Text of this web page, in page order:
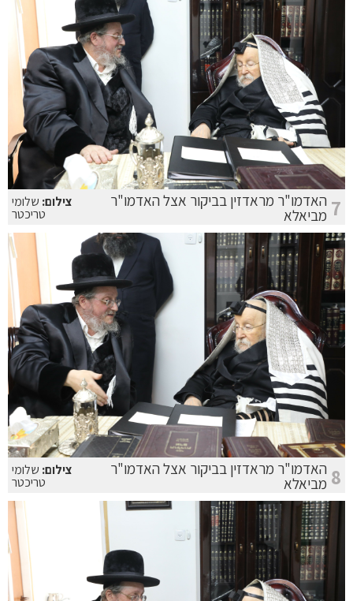
7 האדמו"ר מראדזין בביקור אצל האדמו"ר
מביאלא
צילום: שלומי
טריכטר
8 האדמו"ר מראדזין בביקור אצל האדמו"ר
מביאלא
צילום: שלומי
טריכטר